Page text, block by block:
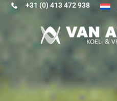
+31 (0) 413 472 938